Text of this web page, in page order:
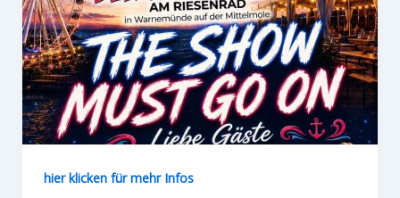
hier klicken für mehr Infos